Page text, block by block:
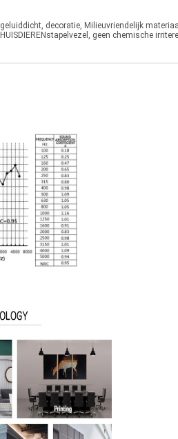
geluiddicht, decoratie, Milieuvriendelijk
HUISDIERENstapelvezel, geen chemische